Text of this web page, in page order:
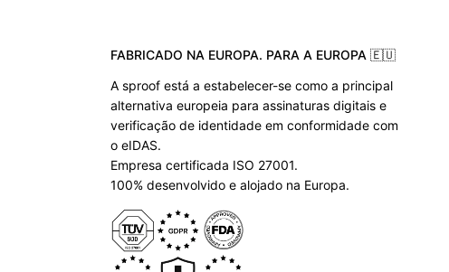
FABRICADO NA EUROPA. PARA A EUROPA 🇪🇺
A sproof está a estabelecer-se como a principal
alternativa europeia para assinaturas digitais e
verificação de identidade em conformidade com
o eIDAS.
Empresa certificada ISO 27001.
100% desenvolvido e alojado na Europa.